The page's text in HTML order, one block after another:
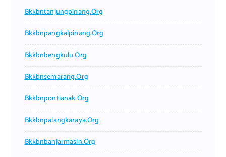
Bkkbntanjungpinang.org
Bkkbnpangkalpinang.org
Bkkbnbengkulu.org
Bkkbnsemarang.org
Bkkbnpontianak.org
Bkkbnpalangkaraya.org
Bkkbnbanjarmasin.org